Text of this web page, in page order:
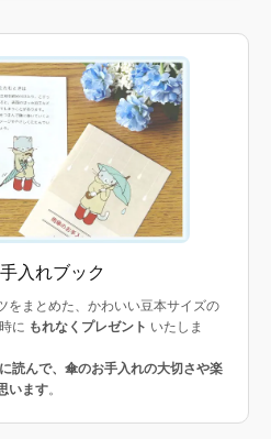
入れブック
をまとめた、かわいい豆本サイズの
に もれなくプレゼント いたしま
読んで、傘のお手入れの大切さや楽
います。